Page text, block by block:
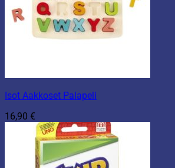
Isot Aakkoset Palapeli
16,90 €